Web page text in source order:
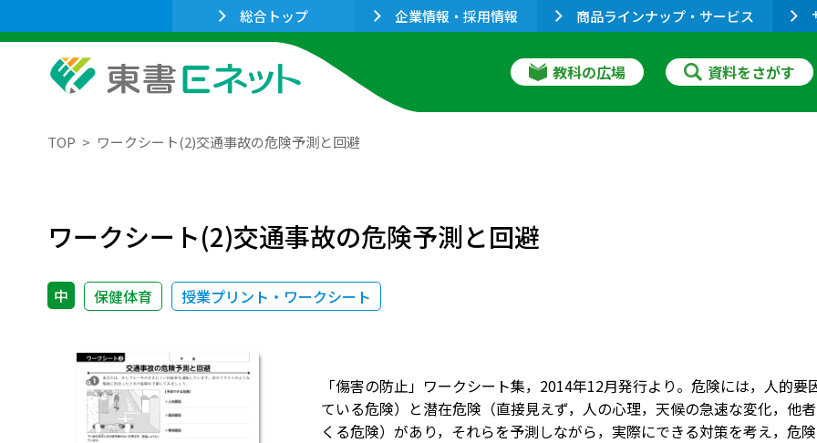
総合トップ 企業情報・採用情報 商品ラインナップ・サービス
教科の広場 資料をさがす
TOP ワークシート(2)交通事故の危険予測と回避
ワークシート(2)交通事故の危険予測と回避
中 保健体育 授業プリント・ワークシート
「傷害の防止」ワークシート集，2014年12月発行より。危険には，人的
ている危険）と潜在危険（直接見えず，人の心理，天候の急速な変化，他
くる危険）があり，それらを予測しながら，実際にできる対策を考え，危